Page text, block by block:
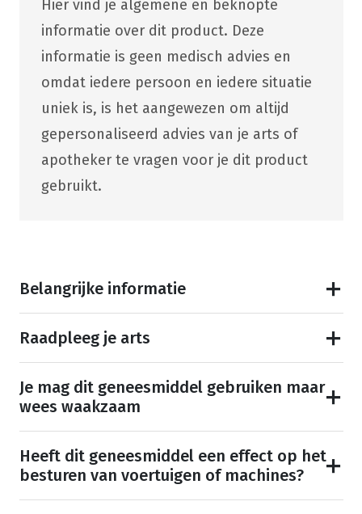
Hier vind je algemene en beknopte
informatie over dit product. Deze
informatie is geen medisch advies en
omdat iedere persoon en iedere situatie
uniek is, is het aangewezen om altijd
gepersonaliseerd advies van je arts of
apotheker te vragen voor je dit product
gebruikt.
Belangrijke informatie
Raadpleeg je arts
Je mag dit geneesmiddel gebruiken maar
wees waakzaam
Heeft dit geneesmiddel een effect op het
besturen van voertuigen of machines?